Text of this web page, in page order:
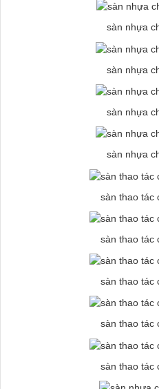
sàn nhựa
sàn nhựa
sàn nhựa
sàn nhựa
sàn thao tác
sàn thao tác
sàn thao tác
sàn thao tác
sàn thao tác